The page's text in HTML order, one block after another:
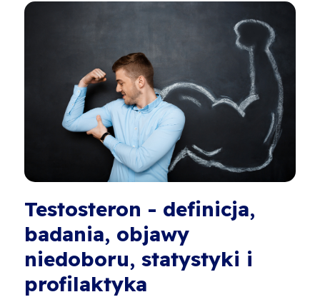
Testosteron - definicja,
badania, objawy
niedoboru, statystyki i
profilaktyka